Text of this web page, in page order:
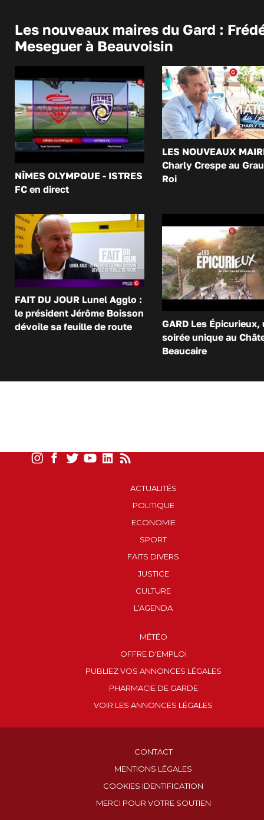
Les nouveaux maires du Gard :
Meseguer à Beauvoisin
NÎMES OLYMPQUE - ISTRES
FC en direct
LES NOUVEAUX
Charly Crespe au
Roi
FAIT DU JOUR Lunel Agglo :
le président Jérôme Boisson
dévoile sa feuille de route
GARD Les Épicurieux,
soirée unique au
Beaucaire
ACTUALITÉS
POLITIQUE
ECONOMIE
SPORT
FAITS DIVERS
JUSTICE
CULTURE
L'AGENDA
MÉTÉO
OFFRE D'EMPLOI
PUBLIEZ VOS ANNONCES LÉGALES
PHARMACIE DE GARDE
VOIR LES ANNONCES LÉGALES
CONTACT
MENTIONS LÉGALES
COOKIES IDENTIFICATION
MERCI POUR VOTRE SOUTIEN